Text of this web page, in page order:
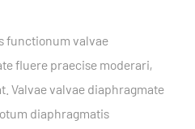
functionum valvae
fluere praecise moderari,
Valvae valvae diaphragmate
diaphragmatis